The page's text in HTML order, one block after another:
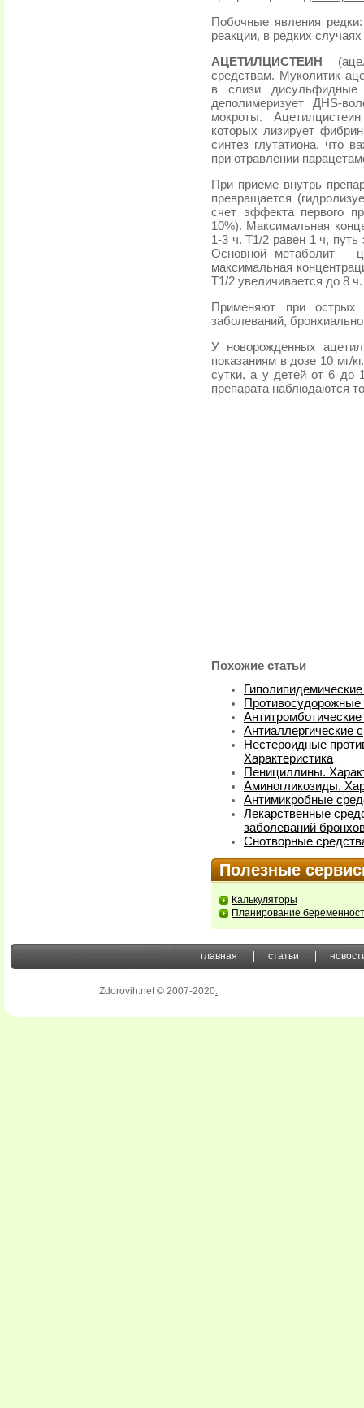
Побочные явления
реакции, в редких
АЦЕТИЛЦИСТЕИН
средствам. Муколитик
в слизи дисульфидные
деполимеризует ДHS-
мокроты.
которых лизирует
синтез глутатиона, что
при отравлении
При приеме внутрь
превращается
счет эффекта первого
10%). Максимальная
1-3 ч. Т1/2 равен 1 ч,
Основной метаболит –
максимальная
Т1/2 увеличивается до 8 ч.
Применяют при острых
заболеваний,
У новорожденных
показаниям в дозе 10 мг/
сутки, а у детей от 6 до
препарата наблюдаются
Похожие статьи
Противосудорожные
Антиаллергические
Нестероидные
Характеристика
Пенициллины.
Аминогликозиды.
Антимикробные
Лекарственные
заболеваний
Снотворные
Полезные
Калькуляторы
Планирование
главная статьи
Zdorovih.net © 2007-2020